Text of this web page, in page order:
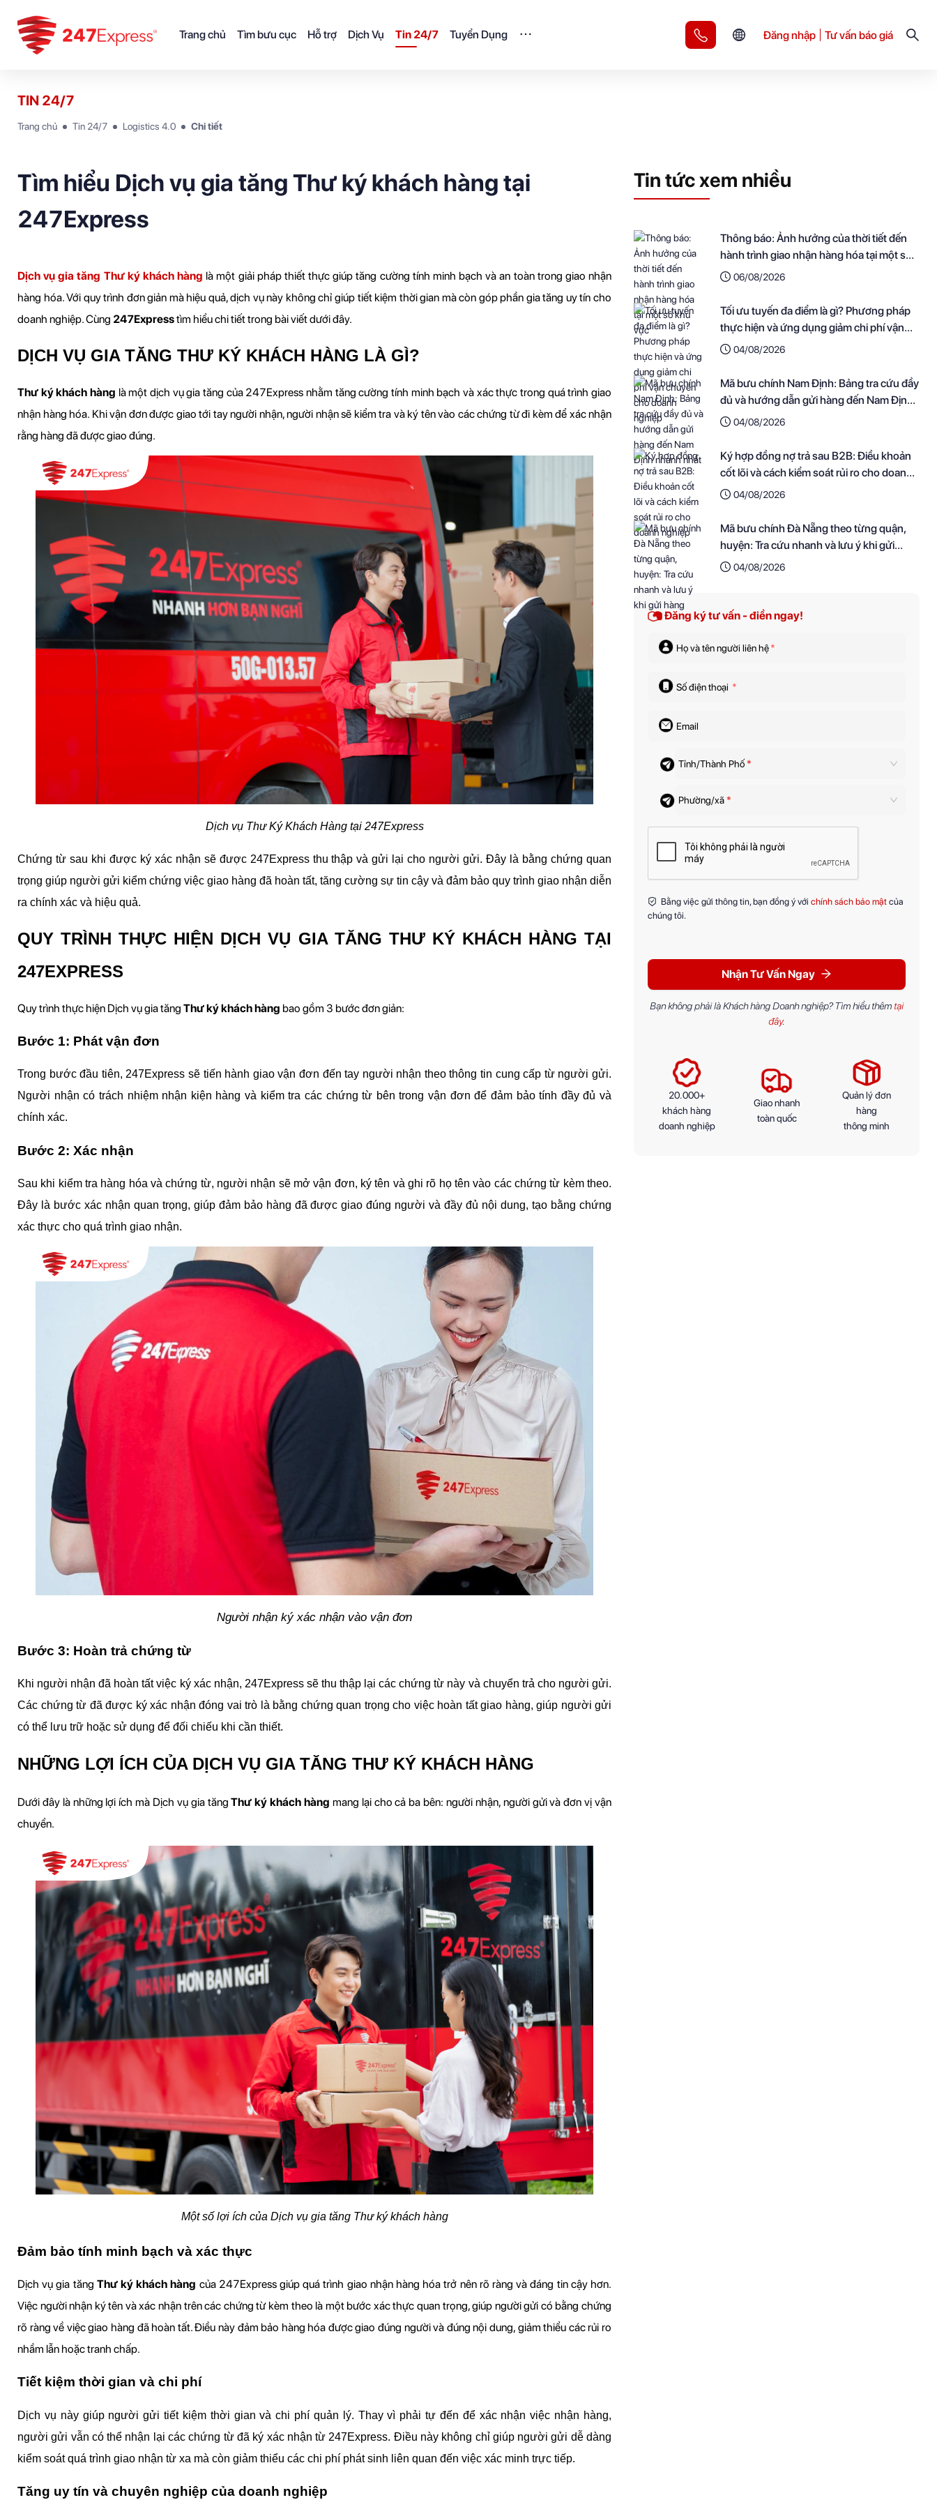
Trang chủ Tìm bưu cục Hỗ trợ Dịch Vụ Tin 24/7 Tuyển Dụng Đăng nhập Tư vấn báo giá
TIN 24/7
Trang chủ Tin 24/7 Logistics 4.0 Chi tiết
Tìm hiểu Dịch vụ gia tăng Thư ký khách hàng tại
247Express
Dịch vụ gia tăng Thư ký khách hàng là một giải pháp thiết thực giúp tăng cường tính minh bạch và an toàn trong giao nhận
hàng hóa. Với quy trình đơn giản mà hiệu quả, dịch vụ này không chỉ giúp tiết kiệm thời gian mà còn góp phần gia tăng uy tín cho
doanh nghiệp. Cùng 247Express tìm hiểu chi tiết trong bài viết dưới đây.
DỊCH VỤ GIA TĂNG THƯ KÝ KHÁCH HÀNG LÀ GÌ?
Thư ký khách hàng là một dịch vụ gia tăng của 247Express nhằm tăng cường tính minh bạch và xác thực trong quá trình giao
nhận hàng hóa. Khi vận đơn được giao tới tay người nhận, người nhận sẽ kiểm tra và ký tên vào các chứng từ đi kèm để xác nhận
rằng hàng đã được giao đúng.
Dịch vụ Thư Ký Khách Hàng tại 247Express
Chứng từ sau khi được ký xác nhận sẽ được 247Express thu thập và gửi lại cho người gửi. Đây là bằng chứng quan
trọng giúp người gửi kiểm chứng việc giao hàng đã hoàn tất, tăng cường sự tin cậy và đảm bảo quy trình giao nhận diễn
ra chính xác và hiệu quả.
QUY TRÌNH THỰC HIỆN DỊCH VỤ GIA TĂNG THƯ KÝ KHÁCH HÀNG TẠI
247EXPRESS
Quy trình thực hiện Dịch vụ gia tăng Thư ký khách hàng bao gồm 3 bước đơn giản:
Bước 1: Phát vận đơn
Trong bước đầu tiên, 247Express sẽ tiến hành giao vận đơn đến tay người nhận theo thông tin cung cấp từ người gửi.
Người nhận có trách nhiệm nhận kiện hàng và kiểm tra các chứng từ bên trong vận đơn để đảm bảo tính đầy đủ và
chính xác.
Bước 2: Xác nhận
Sau khi kiểm tra hàng hóa và chứng từ, người nhận sẽ mở vận đơn, ký tên và ghi rõ họ tên vào các chứng từ kèm theo.
Đây là bước xác nhận quan trọng, giúp đảm bảo hàng đã được giao đúng người và đầy đủ nội dung, tạo bằng chứng
xác thực cho quá trình giao nhận.
Người nhận ký xác nhận vào vận đơn
Bước 3: Hoàn trả chứng từ
Khi người nhận đã hoàn tất việc ký xác nhận, 247Express sẽ thu thập lại các chứng từ này và chuyển trả cho người gửi.
Các chứng từ đã được ký xác nhận đóng vai trò là bằng chứng quan trọng cho việc hoàn tất giao hàng, giúp người gửi
có thể lưu trữ hoặc sử dụng để đối chiếu khi cần thiết.
NHỮNG LỢI ÍCH CỦA DỊCH VỤ GIA TĂNG THƯ KÝ KHÁCH HÀNG
Dưới đây là những lợi ích mà Dịch vụ gia tăng Thư ký khách hàng mang lại cho cả ba bên: người nhận, người gửi và đơn vị vận
chuyển.
Một số lợi ích của Dịch vụ gia tăng Thư ký khách hàng
Đảm bảo tính minh bạch và xác thực
Dịch vụ gia tăng Thư ký khách hàng của 247Express giúp quá trình giao nhận hàng hóa trở nên rõ ràng và đáng tin cậy hơn.
Việc người nhận ký tên và xác nhận trên các chứng từ kèm theo là một bước xác thực quan trọng, giúp người gửi có bằng chứng
rõ ràng về việc giao hàng đã hoàn tất. Điều này đảm bảo hàng hóa được giao đúng người và đúng nội dung, giảm thiểu các rủi ro
nhầm lẫn hoặc tranh chấp.
Tiết kiệm thời gian và chi phí
Dịch vụ này giúp người gửi tiết kiệm thời gian và chi phí quản lý. Thay vì phải tự đến để xác nhận việc nhận hàng,
người gửi vẫn có thể nhận lại các chứng từ đã ký xác nhận từ 247Express. Điều này không chỉ giúp người gửi dễ dàng
kiểm soát quá trình giao nhận từ xa mà còn giảm thiểu các chi phí phát sinh liên quan đến việc xác minh trực tiếp.
Tăng uy tín và chuyên nghiệp của doanh nghiệp
Tin tức xem nhiều
Thông báo: Ảnh hưởng của thời tiết đến
hành trình giao nhận hàng hóa tại một số
khu vực
06/08/2026
Tối ưu tuyến đa điểm là gì? Phương pháp
thực hiện và ứng dụng giảm chi phí vận
chuyển cho doanh nghiệp
04/08/2026
Mã bưu chính Nam Định: Bảng tra cứu đầy
đủ và hướng dẫn gửi hàng đến Nam Định
nhanh nhất
04/08/2026
Ký hợp đồng nợ trả sau B2B: Điều khoản
cốt lõi và cách kiểm soát rủi ro cho doanh
nghiệp
04/08/2026
Mã bưu chính Đà Nẵng theo từng quận,
huyện: Tra cứu nhanh và lưu ý khi gửi
hàng04/08/2026
Đăng ký tư vấn - điền ngay!
Họ và tên người liên hệ*
Số điện thoại *
Email
Tỉnh/Thành Phố *
Phường/xã *
Bằng việc gửi thông tin, bạn đồng ý với chính sách bảo mật của
chúng tôi.
Nhận Tư Vấn Ngay
Bạn không phải là Khách hàng Doanh nghiệp? Tìm hiểu thêm tại
đây.
20.000+
khách hàng
doanh nghiệp
Giao nhanh
toàn quốc
Quản lý đơn
hàng
thông minh